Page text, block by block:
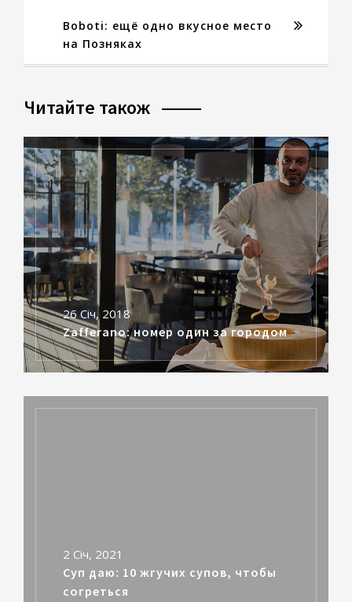
Boboti: ещё одно вкусное место
на Позняках
Читайте також
26 Січ, 2018
Zafferano: номер один за городом
2 Січ, 2021
Суп даю: 10 жгучих супов, чтобы
согреться